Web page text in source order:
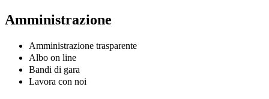
Amministrazione
Amministrazione trasparente
Albo on line
Bandi di gara
Lavora con noi